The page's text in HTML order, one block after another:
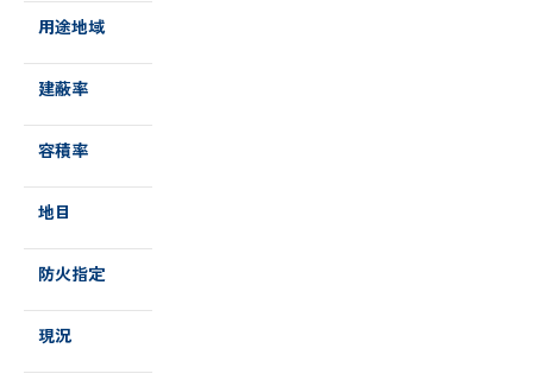
用途地域
建蔽率
容積率
地目
防火指定
現況